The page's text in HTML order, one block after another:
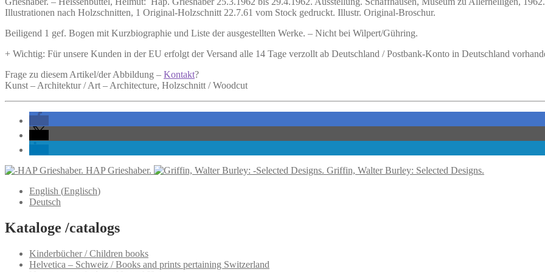
Illustrationen nach Holzschnitten, 1 Original-Holzschnitt 22.7.61 vom Stock gedruckt. Illustr. Original-Broschur.
Beiligend 1 gef. Bogen mit Kurzbiographie und Liste der ausgestellten Werke. – Nicht bei Wilpert/Gühring.
+ Wichtig: Für unsere Kunden in der EU erfolgt der Versand alle 14 Tage verzollt ab Deutschland / Postbank-Konto in Deutschland
Frage zu diesem Artikel/der Abbildung – Kontakt?
Kunst – Architektur / Art – Architecture, Holzschnitt / Woodcut
HAP Grieshaber.
Griffin, Walter Burley: Selected Designs.
English (Englisch)
Deutsch
Kataloge /catalogs
Kinderbücher / Children books
Helvetica – Schweiz / Books and prints pertaining Switzerland